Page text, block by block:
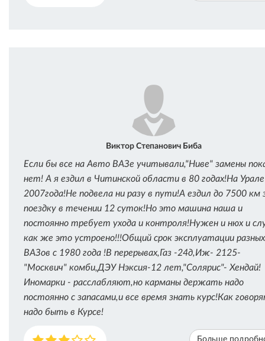
Виктор Степанович Биба
Если бы все на Авто ВАЗе учитывали,"Ниве" замены
нет! А я ездил в Читинской области в 80 годах!На Урале
2007года!Не подвела ни разу в пути!А ездил до 7500 км
поездку в течении 12 суток!Но это машина наша и
постоянно требует ухода и контроля!Нужен и нюх и
как же это устроено!!!Общий срок эксплуатации разных
ВАЗов с 1980 года !В перерывах,Газ -24д,Иж- 2125-
"Москвич" комби,ДЭУ Нэксия-12 лет,"Солярис"- Хендай!
Иномарки - расслабляют,но карманы держать надо
постоянно с запасами,и все время знать курс!Как
надо быть в Курсе!
Больше